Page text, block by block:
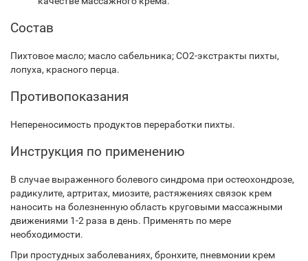
Состав
Пихтовое масло; масло сабельника; СО2-экстракты пихты,
лопуха, красного перца.
Противопоказания
Непереносимость продуктов переработки пихты.
Инструкция по применению
В случае выраженного болевого синдрома при остеохондрозе,
радикулите, артритах, миозите, растяжениях связок крем
наносить на болезненную область круговыми массажными
движениями 1-2 раза в день. Применять по мере
необходимости.
При простудных заболеваниях, бронхите, пневмонии крем